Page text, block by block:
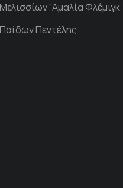
“Άμαλία Φλέμιγκ”
Πεντέλης